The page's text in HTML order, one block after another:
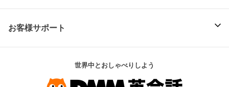
お客様サポート
世界中とおしゃべりしよう